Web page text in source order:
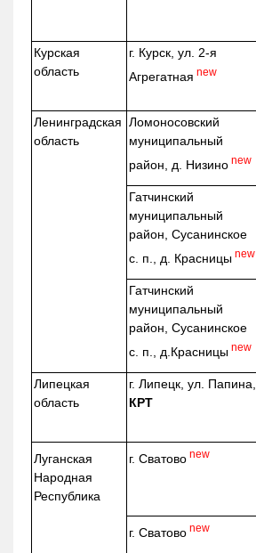
Курская
область
г. Курск, ул. 2-я
Агрегатная new
Ленинградская
область
Ломоносовский
муниципальный
район, д. Низино new
Гатчинский
муниципальный
район, Сусанинское
с. п., д. Красницы new
Гатчинский
муниципальный
район, Сусанинское
с. п., д.Красницы new
Липецкая
область
г. Липецк, ул. Папина,
КРТ
Луганская
Народная
Республика
г. Сватово new
г. Сватово new